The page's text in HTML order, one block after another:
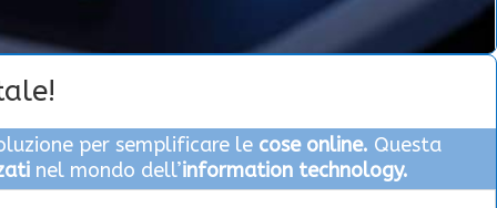
per semplificare le cose online. Questa
nel mondo dell’information technology.